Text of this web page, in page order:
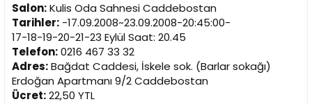
Salon:Kulis Oda Sahnesi Caddebostan
Tarihler: -17.09.2008~23.09.2008-20:45:00-
17-18-19-20-21-23 Eylül Saat: 20.45
Telefon:0216 467 33 32
Adres:Bağdat Caddesi, İskele sok. (Barlar sokağı)
Erdoğan Apartmanı 9/2 Caddebostan
Ücret:22,50 YTL